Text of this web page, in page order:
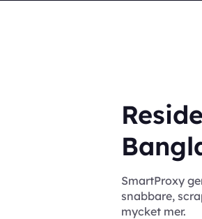
SmartProxy
snabbare,
mycket mer.